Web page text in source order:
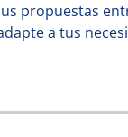
propuestas
a tus